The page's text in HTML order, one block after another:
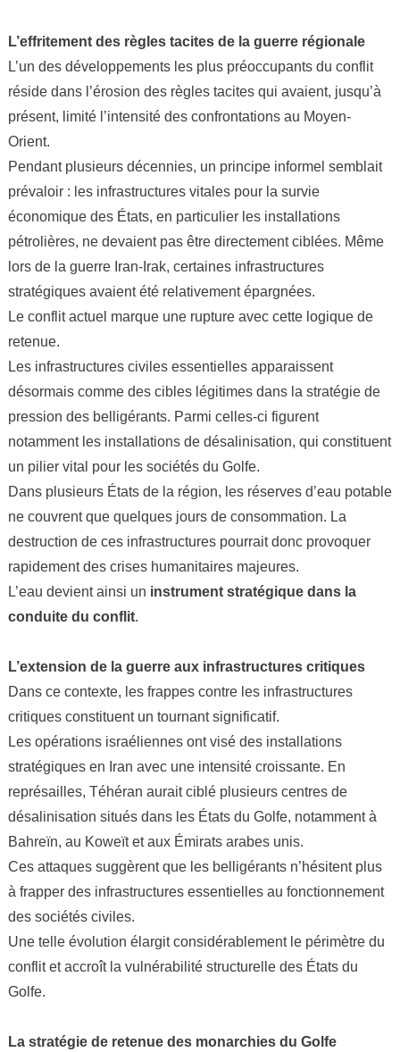
L’effritement des règles tacites de la guerre régionale
L’un des développements les plus préoccupants du conflit
réside dans l’érosion des règles tacites qui avaient, jusqu’à
présent, limité l’intensité des confrontations au Moyen-
Orient.
Pendant plusieurs décennies, un principe informel semblait
prévaloir : les infrastructures vitales pour la survie
économique des États, en particulier les installations
pétrolières, ne devaient pas être directement ciblées. Même
lors de la guerre Iran-Irak, certaines infrastructures
stratégiques avaient été relativement épargnées.
Le conflit actuel marque une rupture avec cette logique de
retenue.
Les infrastructures civiles essentielles apparaissent
désormais comme des cibles légitimes dans la stratégie de
pression des belligérants. Parmi celles-ci figurent
notamment les installations de désalinisation, qui constituent
un pilier vital pour les sociétés du Golfe.
Dans plusieurs États de la région, les réserves d’eau potable
ne couvrent que quelques jours de consommation. La
destruction de ces infrastructures pourrait donc provoquer
rapidement des crises humanitaires majeures.
L’eau devient ainsi un instrument stratégique dans la
conduite du conflit.
L’extension de la guerre aux infrastructures critiques
Dans ce contexte, les frappes contre les infrastructures
critiques constituent un tournant significatif.
Les opérations israéliennes ont visé des installations
stratégiques en Iran avec une intensité croissante. En
représailles, Téhéran aurait ciblé plusieurs centres de
désalinisation situés dans les États du Golfe, notamment à
Bahreïn, au Koweït et aux Émirats arabes unis.
Ces attaques suggèrent que les belligérants n’hésitent plus
à frapper des infrastructures essentielles au fonctionnement
des sociétés civiles.
Une telle évolution élargit considérablement le périmètre du
conflit et accroît la vulnérabilité structurelle des États du
Golfe.
La stratégie de retenue des monarchies du Golfe